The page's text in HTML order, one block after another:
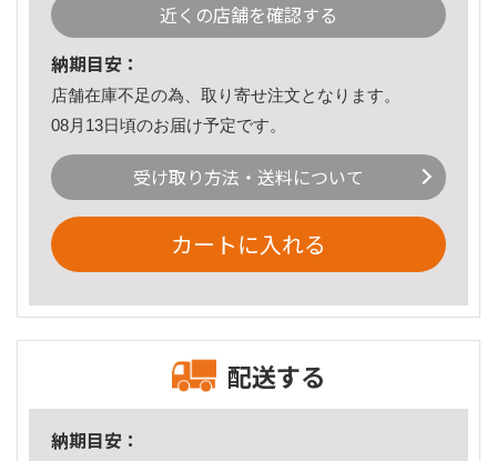
近くの店舗を確認する
納期目安：
店舗在庫不足の為、取り寄せ注文となります。
08月13日頃のお届け予定です。
受け取り方法・送料について
カートに入れる
配送する
納期目安：